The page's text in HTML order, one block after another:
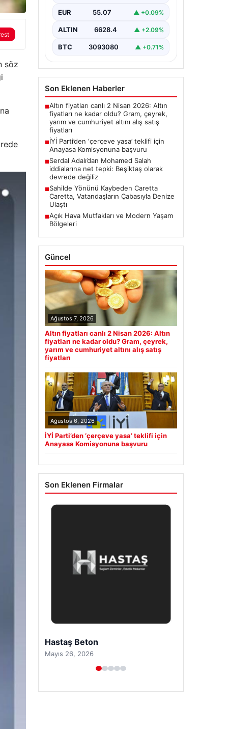
söz
EUR 55.07 ▲ +0.09%
ALTIN 6628.4 ▲ +2.09%
BTC 3093080 ▲ +0.71%
Son Eklenen Haberler
■Altın fiyatları canlı 2 Nisan 2026: Altın
fiyatları ne kadar oldu? Gram, çeyrek,
yarım ve cumhuriyet altını alış satış
fiyatları
■İYİ Parti’den ‘çerçeve yasa’ teklifi için
Anayasa Komisyonuna başvuru
■Serdal Adalı’dan Mohamed Salah
iddialarına net tepki: Beşiktaş olarak
devrede değiliz
■Sahilde Yönünü Kaybeden Caretta
Caretta, Vatandaşların Çabasıyla Denize
Ulaştı
■Açık Hava Mutfakları ve Modern Yaşam
Bölgeleri
Güncel
Ağustos 7, 2026
Altın fiyatları canlı 2 Nisan 2026: Altın
fiyatları ne kadar oldu? Gram, çeyrek,
yarım ve cumhuriyet altını alış satış
fiyatları
Ağustos 6, 2026
İYİ Parti’den ‘çerçeve yasa’ teklifi için
Anayasa Komisyonuna başvuru
Son Eklenen Firmalar
Prenses Night Club
Nisan 29, 2026